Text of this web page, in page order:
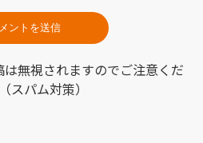
無視されますのでご注意くだ
スパム対策）